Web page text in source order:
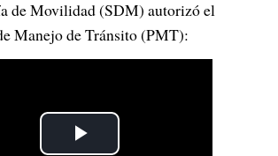
de Movilidad (SDM) autorizó el
Manejo de Tránsito (PMT):